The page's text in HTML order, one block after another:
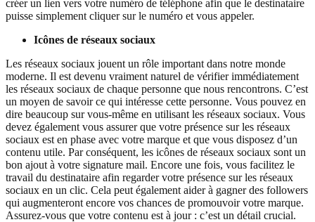
créer un lien vers votre numéro de téléphone afin que le destinataire
puisse simplement cliquer sur le numéro et vous appeler.
Icônes de réseaux sociaux
Les réseaux sociaux jouent un rôle important dans notre monde
moderne. Il est devenu vraiment naturel de vérifier immédiatement
les réseaux sociaux de chaque personne que nous rencontrons. C’est
un moyen de savoir ce qui intéresse cette personne. Vous pouvez en
dire beaucoup sur vous-même en utilisant les réseaux sociaux. Vous
devez également vous assurer que votre présence sur les réseaux
sociaux est en phase avec votre marque et que vous disposez d’un
contenu utile. Par conséquent, les icônes de réseaux sociaux sont un
bon ajout à votre signature mail. Encore une fois, vous facilitez le
travail du destinataire afin regarder votre présence sur les réseaux
sociaux en un clic. Cela peut également aider à gagner des followers
qui augmenteront encore vos chances de promouvoir votre marque.
Assurez-vous que votre contenu est à jour : c’est un détail crucial.